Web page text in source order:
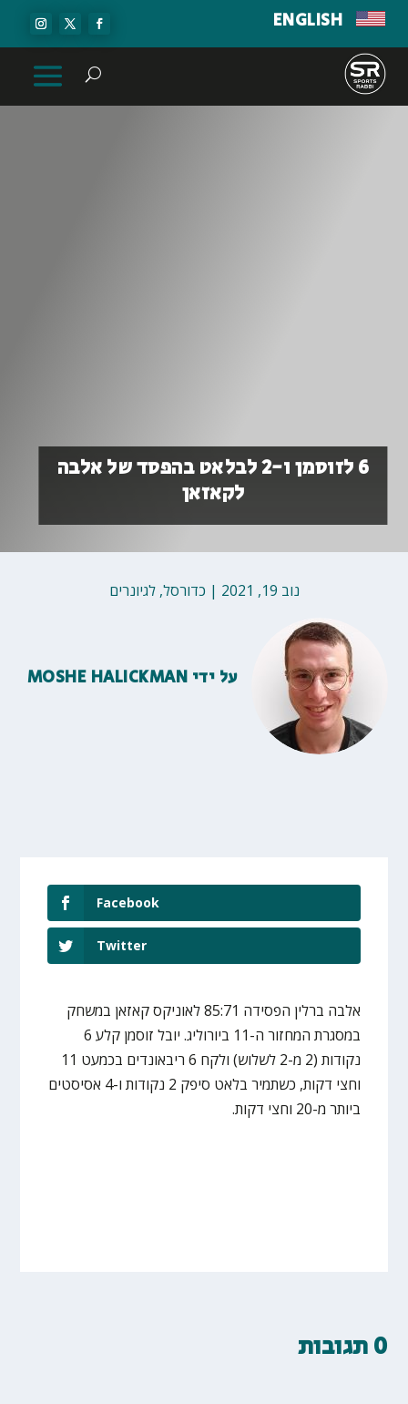
ENGLISH
6 לזוסמן ו-2 לבלאט בהפסד של אלבה
לקאזאן
נוב 19, 2021 | כדורסל,לגיונרים
על ידי MOSHE HALICKMAN
Facebook
Twitter
אלבה ברלין הפסידה 85:71 לאוניקס קאזאן במשחק
במסגרת המחזור ה-11 ביורוליג. יובל זוסמן קלע 6
נקודות (2 מ-2 לשלוש) ולקח 6 ריבאונדים בכמעט 11
וחצי דקות, כשתמיר בלאט סיפק 2 נקודות ו-4 אסיסטים
ביותר מ-20 וחצי דקות.
0 תגובות